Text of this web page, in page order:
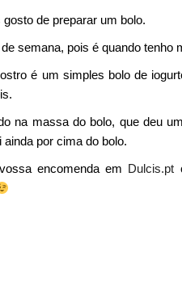
de preparar um bolo.
semana, pois é quando tenho
é um simples bolo de
na massa do bolo, que deu
ainda por cima do bolo.
encomenda em Dulcis.pt